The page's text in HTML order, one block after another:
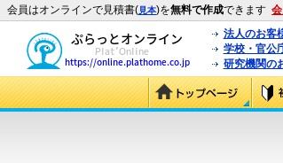
会員はオンラインで見積書(見本)を無料で作成できます
法人のお客
学校・官公
研究機関の